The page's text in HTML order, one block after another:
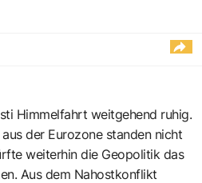
Himmelfahrt weitgehend ruhig.
der Eurozone standen nicht
weiterhin die Geopolitik das
Aus dem Nahostkonflikt